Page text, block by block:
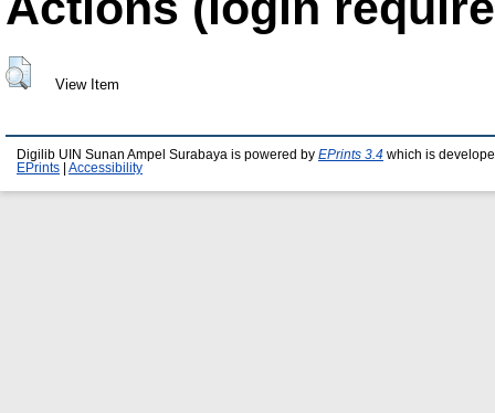
View Item
Digilib UIN Sunan Ampel Surabaya is powered by EPrints 3.4 which is
EPrints
Accessibility